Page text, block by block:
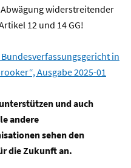
widerstreitender
12 und 14 GG!
in
Ausgabe 2025-01
und auch
andere
sehen den
die Zukunft an.